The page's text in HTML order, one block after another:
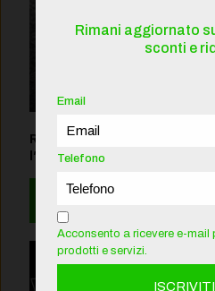
Rotwild R.XX 2027: Il Nuovo
l’E-MTB Trail Leggera
Rimani aggiornato
sconti e
Email
Telefono
Acconsento a ricevere e-mail
prodotti e servizi.